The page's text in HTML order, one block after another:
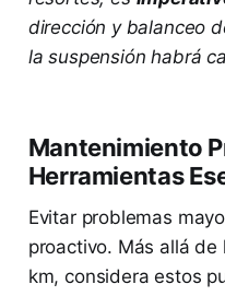
dirección y balanceo
la suspensión habrá
Mantenimiento
Herramientas
Evitar problemas
proactivo. Más allá
km, considera estos